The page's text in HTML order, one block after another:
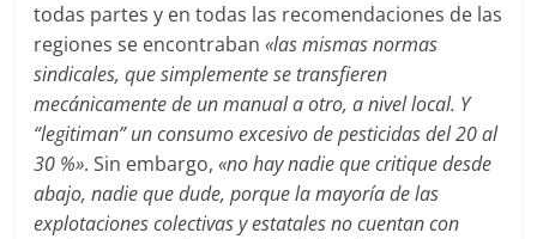
todas partes y en todas las recomendaciones de las
regiones se encontraban «las mismas normas
sindicales, que simplemente se transfieren
mecánicamente de un manual a otro, a nivel local. Y
“legitiman” un consumo excesivo de pesticidas del 20 al
30 %». Sin embargo,«no hay nadie que critique desde
abajo, nadie que dude, porque la mayoría de las
explotaciones colectivas y estatales no cuentan con